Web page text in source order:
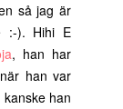
så jag är
:-). Hihi E
, han har
han var
han